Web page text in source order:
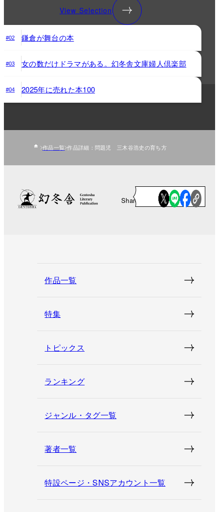
View Selection
#02 鎌倉が舞台の本
#03 女の数だけドラマがある。幻冬舎文庫婦人倶楽部
#04 2025年に売れた本100
作品一覧 作品詳細：問題児 三木谷浩史の育ち方
Share
作品一覧
特集
トピックス
ランキング
ジャンル・タグ一覧
著者一覧
特設ページ・SNSアカウント一覧